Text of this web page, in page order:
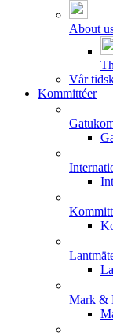
About
Vår
Kommittéer
Mark &